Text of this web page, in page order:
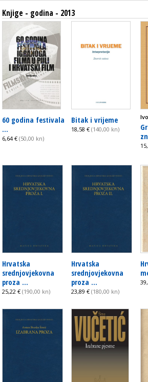
Knjige - godina - 2013
60 godina festivala
...
6,64 € (50,00 kn)
Bitak i vrijeme
18,58 € (140,00 kn)
Hrvatska
srednjovjekovna
proza ...
25,22 € (190,00 kn)
Hrvatska
srednjovjekovna
proza ...
23,89 € (180,00 kn)